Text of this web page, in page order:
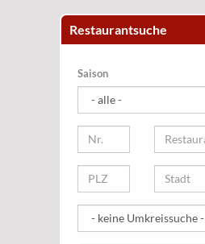
Restaurantsuche
Saison